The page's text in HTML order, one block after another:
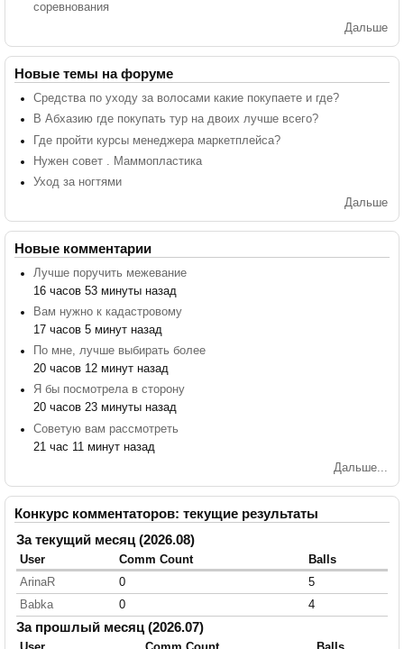
соревнования
Дальше
Новые темы на форуме
Средства по уходу за волосами какие покупаете и где?
В Абхазию где покупать тур на двоих лучше всего?
Где пройти курсы менеджера маркетплейса?
Нужен совет . Маммопластика
Уход за ногтями
Дальше
Новые комментарии
Лучше поручить межевание
16 часов 53 минуты назад
Вам нужно к кадастровому
17 часов 5 минут назад
По мне, лучше выбирать более
20 часов 12 минут назад
Я бы посмотрела в сторону
20 часов 23 минуты назад
Советую вам рассмотреть
21 час 11 минут назад
Дальше...
Конкурс комментаторов: текущие результаты
За текущий месяц (2026.08)
User Comm Count
Balls
ArinaR
0
5
Babka
0 4
За прошлый месяц (2026.07)